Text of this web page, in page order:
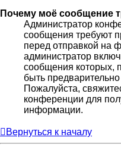
Почему моё сообщение
Администратор
сообщения требуют
перед отправкой на
администратор
сообщения которых,
быть
Пожалуйста,
конференции для
информации.
Вернуться к началу